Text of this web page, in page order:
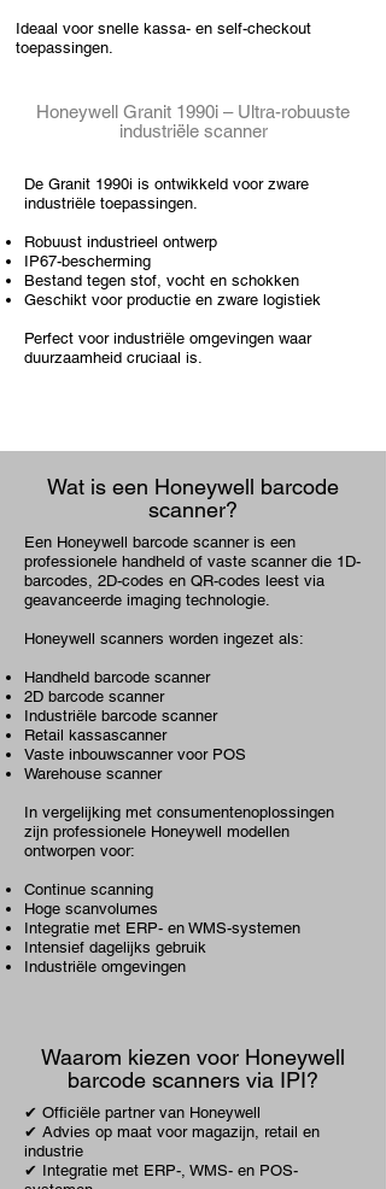
Ideaal voor snelle kassa- en self-checkout
toepassingen.
Honeywell Granit 1990i – Ultra-robuuste
industriële scanner
De Granit 1990i is ontwikkeld voor zware
industriële toepassingen.
Robuust industrieel ontwerp
IP67-bescherming
Bestand tegen stof, vocht en schokken
Geschikt voor productie en zware logistiek
Perfect voor industriële omgevingen waar
duurzaamheid cruciaal is.
Wat is een Honeywell barcode
scanner?
Een Honeywell barcode scanner is een
professionele handheld of vaste scanner die 1D-
barcodes, 2D-codes en QR-codes leest via
geavanceerde imaging technologie.
Honeywell scanners worden ingezet als:
Handheld barcode scanner
2D barcode scanner
Industriële barcode scanner
Retail kassascanner
Vaste inbouwscanner voor POS
Warehouse scanner
In vergelijking met consumentenoplossingen
zijn professionele Honeywell modellen
ontworpen voor:
Continue scanning
Hoge scanvolumes
Integratie met ERP- en WMS-systemen
Intensief dagelijks gebruik
Industriële omgevingen
Waarom kiezen voor Honeywell
barcode scanners via IPI?
✔ Officiële partner van Honeywell
✔ Advies op maat voor magazijn, retail en
industrie
✔ Integratie met ERP-, WMS- en POS-